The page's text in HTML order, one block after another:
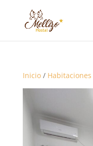
Inicio/ Habitaciones